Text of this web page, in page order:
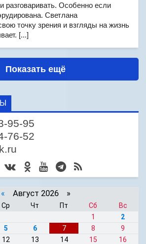
разговаривать. Особенно если
Светлана
точку зрения и взгляды на жизнь
[...]
Показать ещё
95-95
76-52
« Август 2026 »
Ср Чт Пт Сб
Вс
1
2
5 6 7 8
9
12 13 14 15
16